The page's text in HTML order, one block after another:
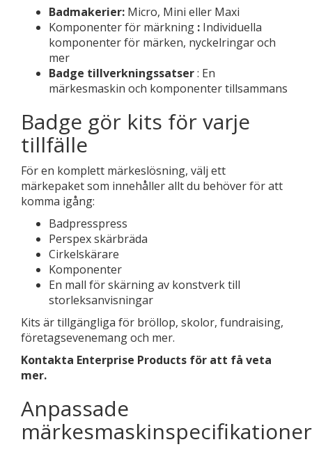
Badmakerier: Micro, Mini eller Maxi
Komponenter för märkning : Individuella
komponenter för märken, nyckelringar och
mer
Badge tillverkningssatser: En
märkesmaskin och komponenter tillsammans
Badge gör kits för varje
tillfälle
För en komplett märkeslösning, välj ett
märkepaket som innehåller allt du behöver för att
komma igång:
Badpresspress
Perspex skärbräda
Cirkelskärare
Komponenter
En mall för skärning av konstverk till
storleksanvisningar
Kits är tillgängliga för bröllop, skolor, fundraising,
företagsevenemang och mer.
Kontakta Enterprise Products för att få veta
mer.
Anpassade
märkesmaskinspecifikationer